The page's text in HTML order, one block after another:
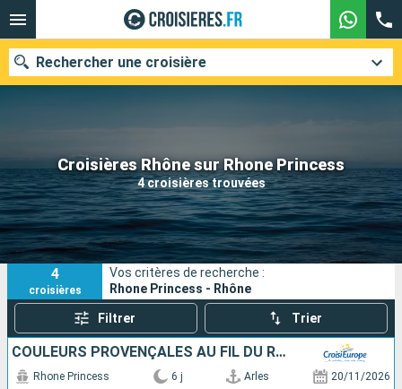
Croisières Rhône sur Rhone Princess
4 croisières trouvées
Rechercher une croisière
Nos destinations
Mois de départ
Ports Compagnies
Rechercher
4
croisières
Vos critères de recherche :
Rhone Princess - Rhône
Filtrer Trier
COULEURS PROVENÇALES AU FIL DU RHÔNE
Rhone Princess 6 j Arles 20/11/2026